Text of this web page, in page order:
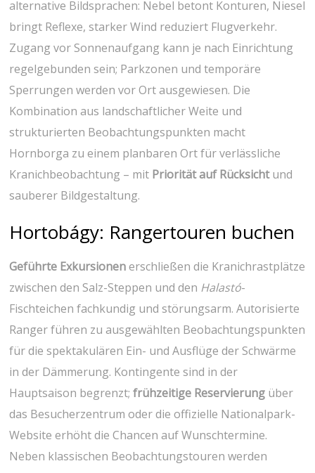
alternative Bildsprachen:⁢ Nebel ⁣betont Konturen, Niesel
bringt Reflexe, starker Wind reduziert Flugverkehr.
Zugang vor Sonnenaufgang kann je ⁣nach Einrichtung‌
regelgebunden sein; Parkzonen und temporäre
Sperrungen werden vor Ort ausgewiesen. Die
Kombination ​aus landschaftlicher ⁣Weite und
strukturierten Beobachtungspunkten macht
Hornborga zu einem planbaren Ort für verlässliche
Kranichbeobachtung – mit Priorität auf Rücksichtund
sauberer Bildgestaltung.
Hortobágy: Rangertouren buchen
Geführte Exkursionenerschließen die Kranichrastplätze
zwischen den Salz-Steppen und den Halastó-
Fischteichen ⁤fachkundig und störungsarm. Autorisierte
Ranger führen zu ausgewählten Beobachtungspunkten
für die spektakulären​ Ein- und Ausflüge der ⁤Schwärme
in der‌ Dämmerung. Kontingente sind in der
Hauptsaison begrenzt;frühzeitige Reservierung über
das Besucherzentrum oder die offizielle Nationalpark-
Website erhöht die Chancen auf Wunschtermine.⁤
Neben klassischen‌ Beobachtungstouren werden